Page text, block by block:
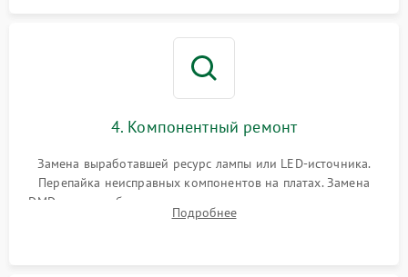
4. Компонентный ремонт
Замена выработавшей ресурс лампы или LED-источника.
Перепайка неисправных компонентов на платах. Замена
DMD-чипа при битых пикселях, установка нового цветового
колеса или восстановление сгоревших поляризационных
Подробнее